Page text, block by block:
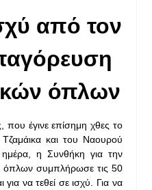
από τον
όπλων
έγινε επίσημη χθες το
και του Ναουρού
η Συνθήκη για την
συμπλήρωσε τις 50
να τεθεί σε ισχύ. Για να